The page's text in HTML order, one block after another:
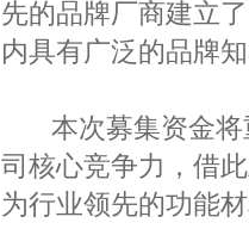
先的品牌厂商建立
内具有广泛的品牌
本次募集资金
司核心竞争力，借
为行业领先的功能